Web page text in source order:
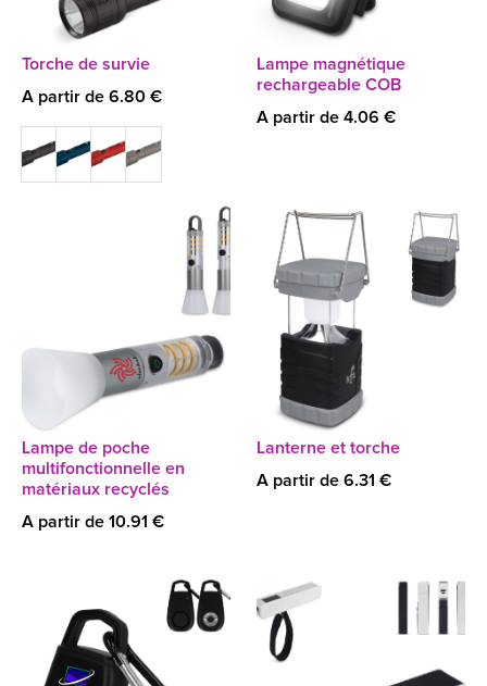
Torche de survie
A partir de 6.80 €
Lampe magnétique
rechargeable COB
A partir de 4.06 €
Lampe de poche
multifonctionnelle en
matériaux recyclés
A partir de 10.91 €
Lanterne et torche
A partir de 6.31 €